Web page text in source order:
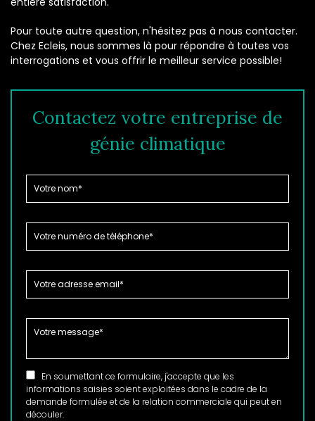
Pour toute autre question, n'hésitez pas à nous contacter.
Chez Ecleis, nous sommes là pour répondre à toutes vos
interrogations et vous offrir le meilleur service possible!
Contactez votre entreprise de
génie climatique
En soumettant ce formulaire, j'accepte que les
informations saisies soient exploitées dans le cadre de la
demande formulée et de la relation commerciale qui peut en
découler.